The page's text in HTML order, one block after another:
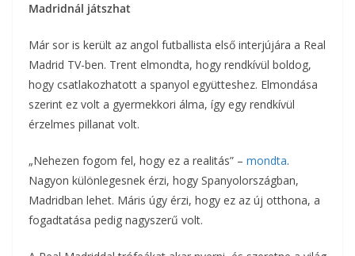
Madridnál játszhat
Már sor is került az angol futballista első interjújára a Real
Madrid TV-ben. Trent elmondta, hogy rendkívül boldog,
hogy csatlakozhatott a spanyol együtteshez. Elmondása
szerint ez volt a gyermekkori álma, így egy rendkívül
érzelmes pillanat volt.
„Nehezen fogom fel, hogy ez a realitás” – mondta.
Nagyon különlegesnek érzi, hogy Spanyolországban,
Madridban lehet. Máris úgy érzi, hogy ez az új otthona, a
fogadtatása pedig nagyszerű volt.